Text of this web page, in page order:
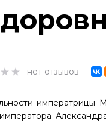
нет отзывов